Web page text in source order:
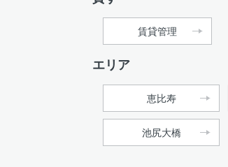
賃貸管理
エリア
恵比寿
池尻大橋